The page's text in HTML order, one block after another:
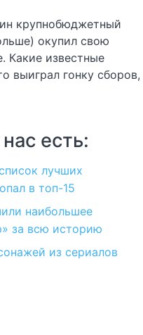
крупнобюджетный
окупил свою
Какие известные
выиграл гонку сборов,
есть:
лучших
в топ-15
наибольшее
за всю историю
из сериалов